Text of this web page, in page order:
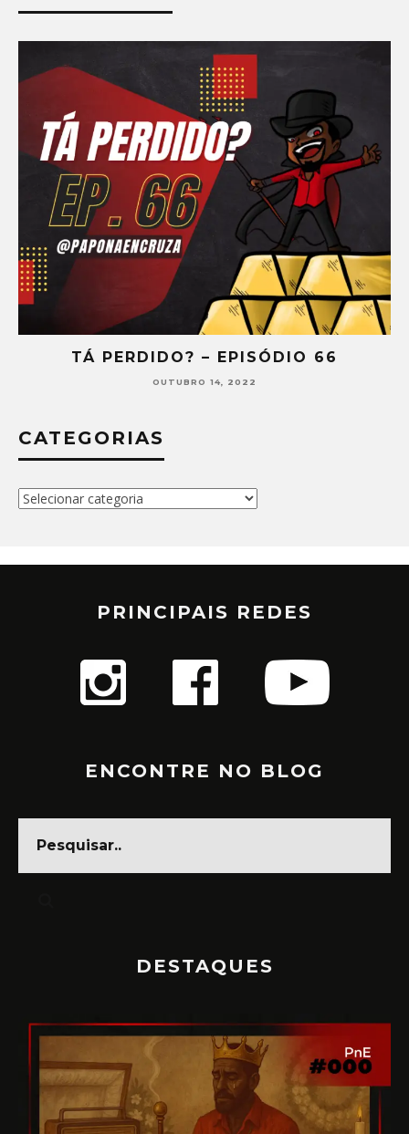
TÁ PERDIDO? – EPISÓDIO 65
SETEMBRO 30, 2022
CATEGORIAS
Categorias
PRINCIPAIS REDES
ENCONTRE NO BLOG
DESTAQUES